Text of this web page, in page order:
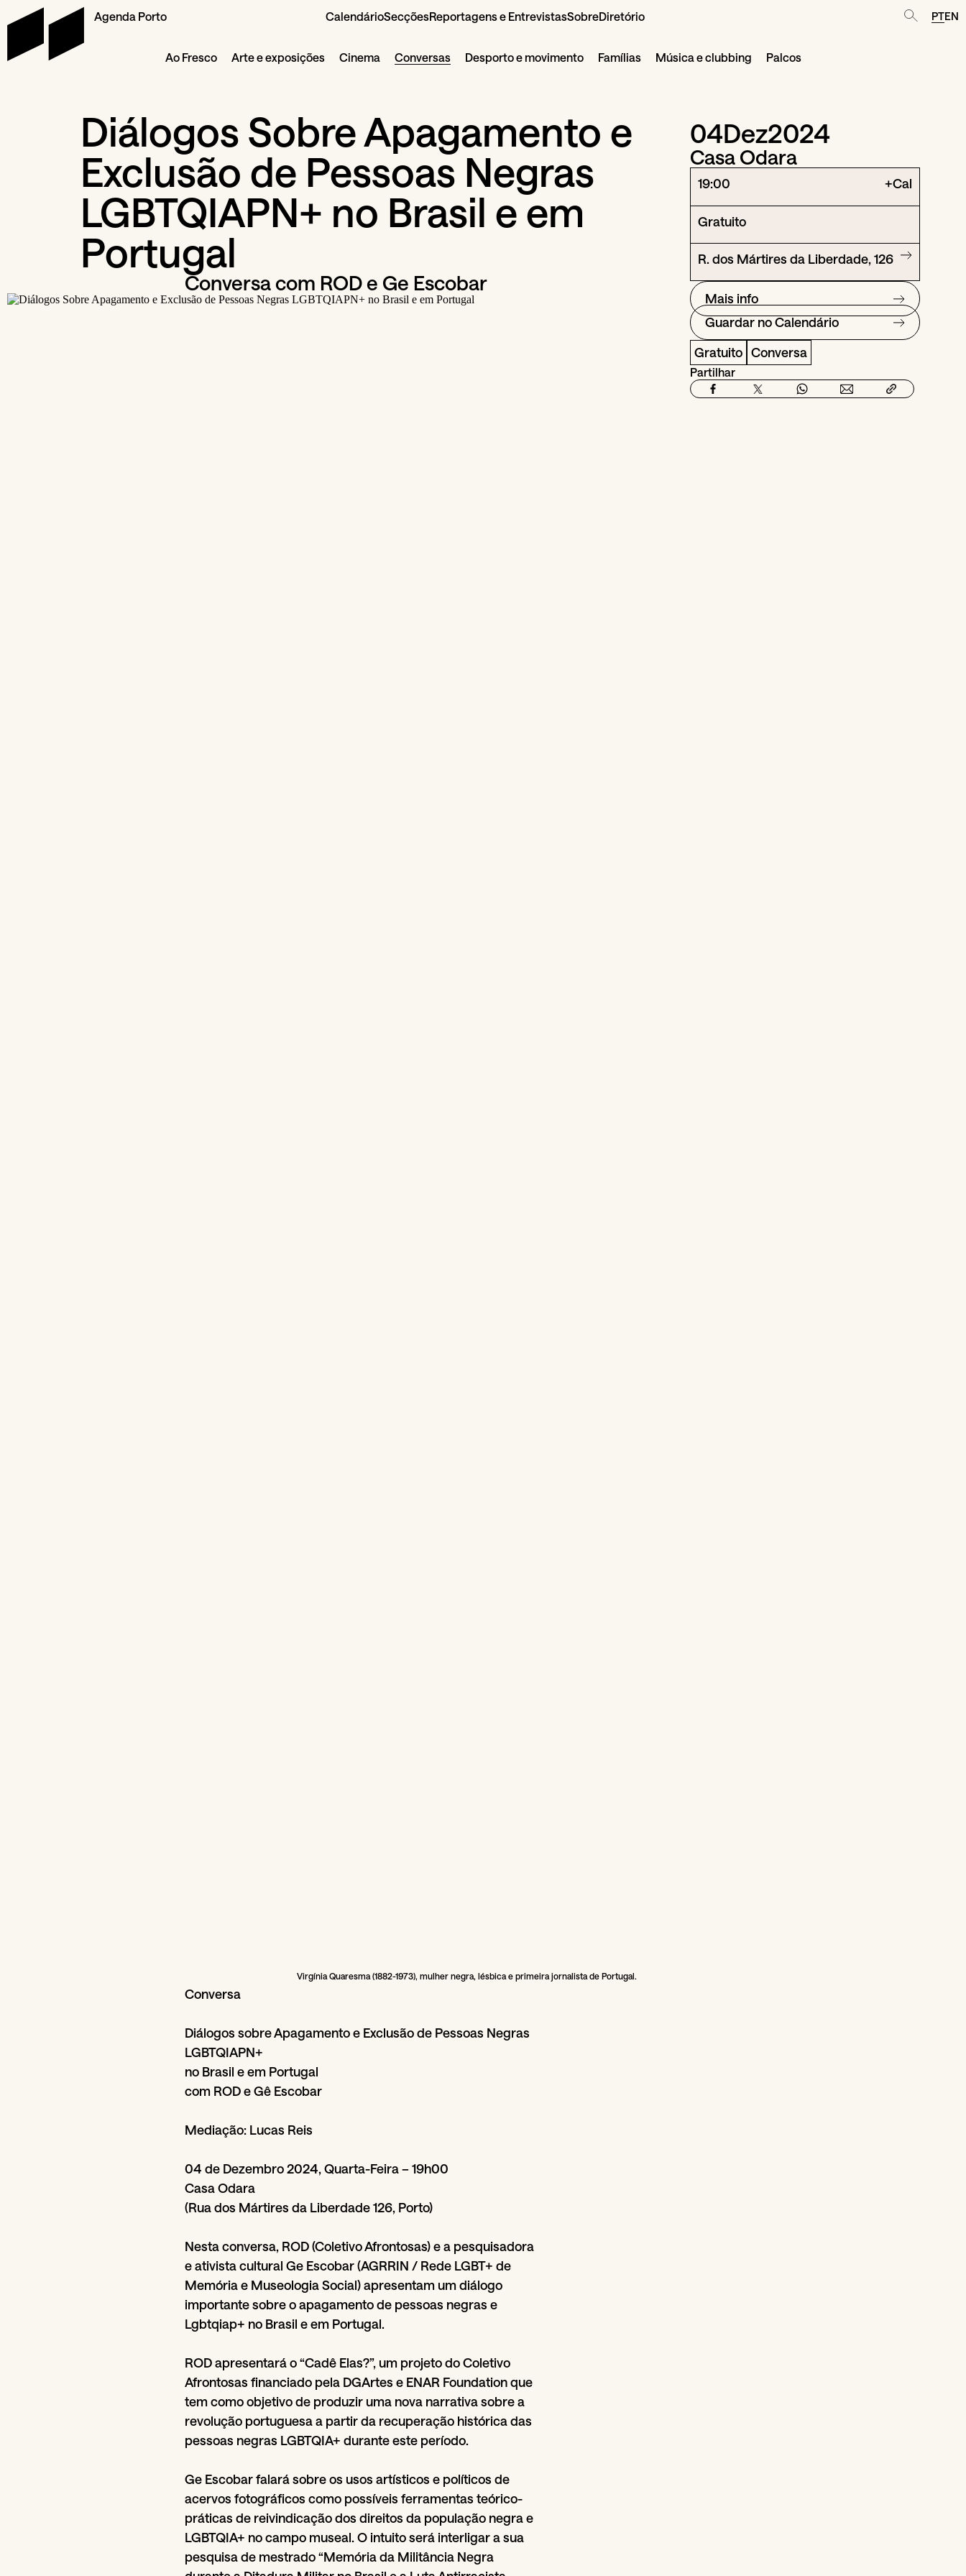
Agenda Porto CalendárioSecçõesReportagens e EntrevistasSobreDiretório
Ao Fresco Arte e exposições Cinema Conversas Desporto e movimento Famílias Música e clubbing Palcos
PTEN
Diálogos Sobre Apagamento e
Exclusão de Pessoas Negras
LGBTQIAPN+ no Brasil e em
Portugal
Conversa com ROD e Ge Escobar
Virgínia Quaresma (1882-1973), mulher negra, lésbica e primeira jornalista de Portugal.
Conversa
Diálogos sobre Apagamento e Exclusão de Pessoas Negras
LGBTQIAPN+
no Brasil e em Portugal
com ROD e Gê Escobar
Mediação: Lucas Reis
04 de Dezembro 2024, Quarta-Feira – 19h00
Casa Odara
(Rua dos Mártires da Liberdade 126, Porto)
Nesta conversa, ROD (Coletivo Afrontosas) e a pesquisadora
e ativista cultural Ge Escobar (AGRRIN / Rede LGBT+ de
Memória e Museologia Social) apresentam um diálogo
importante sobre o apagamento de pessoas negras e
Lgbtqiap+ no Brasil e em Portugal.
ROD apresentará o “Cadê Elas?”, um projeto do Coletivo
Afrontosas financiado pela DGArtes e ENAR Foundation que
tem como objetivo de produzir uma nova narrativa sobre a
revolução portuguesa a partir da recuperação histórica das
pessoas negras LGBTQIA+ durante este período.
Ge Escobar falará sobre os usos artísticos e políticos de
acervos fotográficos como possíveis ferramentas teórico-
práticas de reivindicação dos direitos da população negra e
LGBTQIA+ no campo museal. O intuito será interligar a sua
pesquisa de mestrado “Memória da Militância Negra
04Dez2024
Casa Odara
19:00 +Cal
Gratuito
R. dos Mártires da Liberdade, 126
Mais info
Guardar no Calendário
Gratuito Conversa
Partilhar